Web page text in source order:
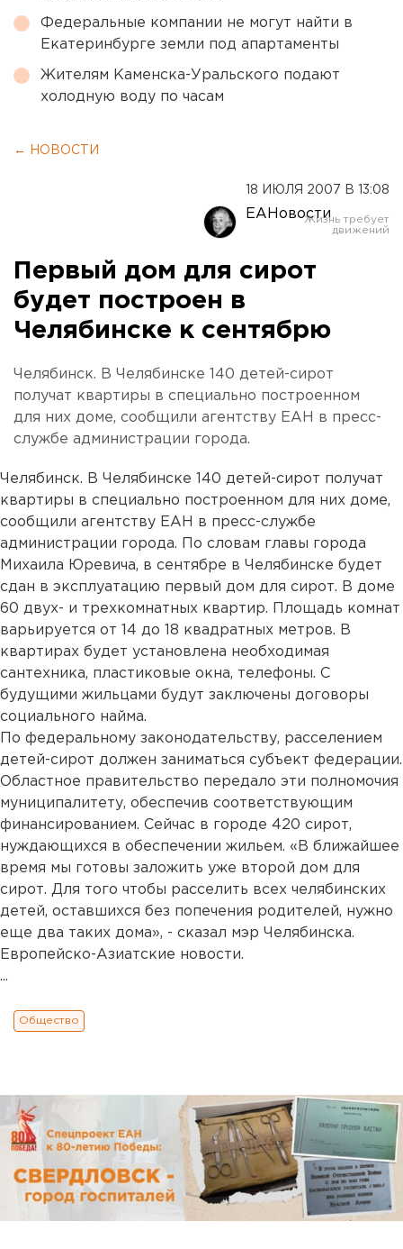
Федеральные компании не могут найти в
Екатеринбурге земли под апартаменты
Жителям Каменска-Уральского подают
холодную воду по часам
← НОВОСТИ
18 ИЮЛЯ 2007 В 13:08
ЕАНовости
Первый дом для сирот
будет построен в
Челябинске к сентябрю
Челябинск. В Челябинске 140 детей-сирот
получат квартиры в специально построенном
для них доме, сообщили агентству ЕАН в пресс-
службе администрации города.
Челябинск. В Челябинске 140 детей-сирот получат
квартиры в специально построенном для них доме,
сообщили агентству ЕАН в пресс-службе
администрации города. По словам главы города
Михаила Юревича, в сентябре в Челябинске будет
сдан в эксплуатацию первый дом для сирот. В доме
60 двух- и трехкомнатных квартир. Площадь комнат
варьируется от 14 до 18 квадратных метров. В
квартирах будет установлена необходимая
сантехника, пластиковые окна, телефоны. С
будущими жильцами будут заключены договоры
социального найма.
По федеральному законодательству, расселением
детей-сирот должен заниматься субъект федерации.
Областное правительство передало эти полномочия
муниципалитету, обеспечив соответствующим
финансированием. Сейчас в городе 420 сирот,
нуждающихся в обеспечении жильем. «В ближайшее
время мы готовы заложить уже второй дом для
сирот. Для того чтобы расселить всех челябинских
детей, оставшихся без попечения родителей, нужно
еще два таких дома», - сказал мэр Челябинска.
Европейско-Азиатские новости.
...
Общество